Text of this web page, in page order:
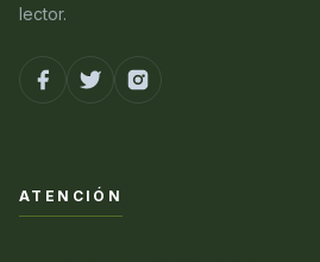
lector.
ATENCIÓN